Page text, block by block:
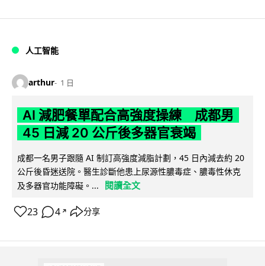
人工智能
arthur 1 日
AI 減肥餐單配合高強度操練 成都男
45 日減 20 公斤後多器官衰竭
成都一名男子跟隨 AI 制訂高強度減脂計劃，45 日內減去約 20
公斤後昏迷送院。醫生診斷他患上尿源性膿毒症、膿毒性休克
及多器官功能障礙。...
閱讀全文
23 4 ↗ 分享